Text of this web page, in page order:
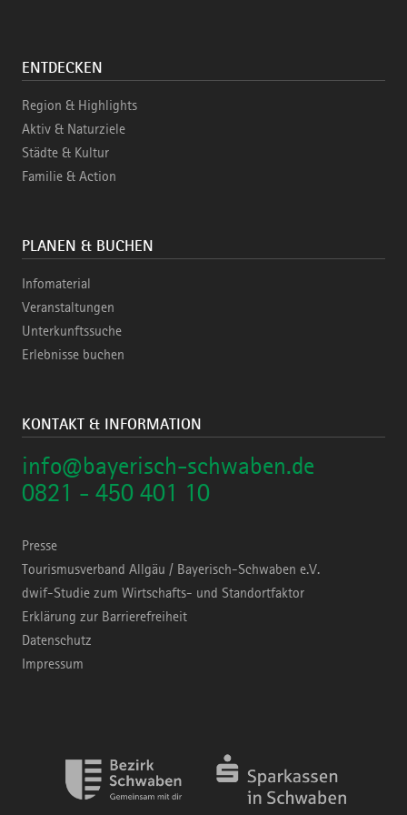
ENTDECKEN
Region & Highlights
Aktiv & Naturziele
Städte & Kultur
Familie & Action
PLANEN & BUCHEN
Infomaterial
Veranstaltungen
Unterkunftssuche
Erlebnisse buchen
KONTAKT & INFORMATION
info@bayerisch-schwaben.de
0821 - 450 401 10
Presse
Tourismusverband Allgäu / Bayerisch-Schwaben e.V.
dwif-Studie zum Wirtschafts- und Standortfaktor
Erklärung zur Barrierefreiheit
Datenschutz
Impressum